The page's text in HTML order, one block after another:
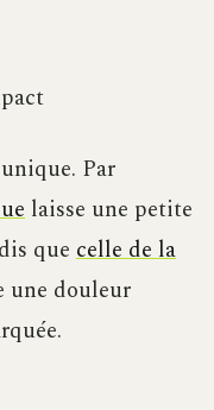
Par
laisse une petite
que celle de la
une douleur